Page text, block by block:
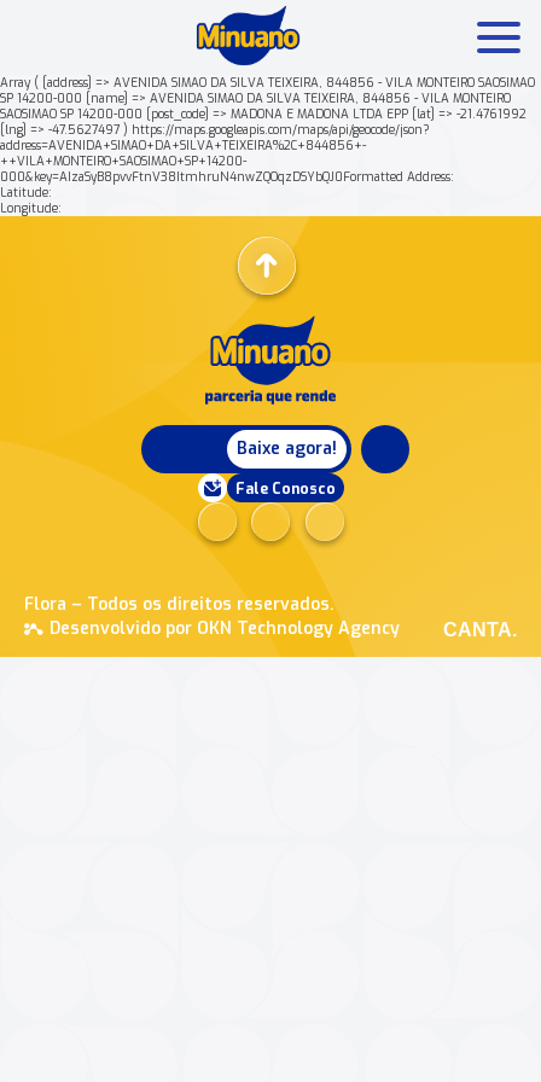
Array ( [address] => AVENIDA SIMAO DA SILVA TEIXEIRA, 844856 - VILA MONTEIRO SAOSIMAO
SP 14200-000 [name] => AVENIDA SIMAO DA SILVA TEIXEIRA, 844856 - VILA MONTEIRO
SAOSIMAO SP 14200-000 [post_code] => MADONA E MADONA LTDA EPP [lat] => -21.4761992
[lng] => -47.5627497 ) https://maps.googleapis.com/maps/api/geocode/json?
address=AVENIDA+SIMAO+DA+SILVA+TEIXEIRA%2C+844856+-
++VILA+MONTEIRO+SAOSIMAO+SP+14200-
000&key=AIzaSyB8pvvFtnV38ItmhruN4nwZQOqzDSYbQJ0Formatted Address:
Latitude:
Longitude:
Baixe agora!
Fale Conosco
Flora – Todos os direitos reservados.
Desenvolvido por OKN Technology Agency
CANTA.
Mais buscados: Produtos Minuano Rende +
Nossa história